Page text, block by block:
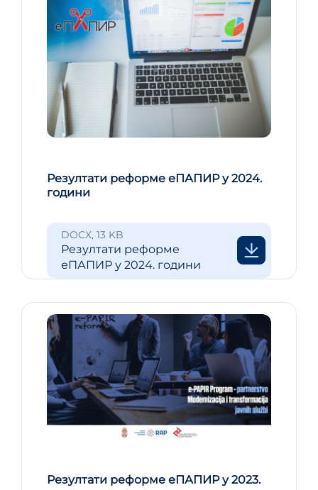
Резултати реформе еПАПИР у 2024.
години
DOCX, 13 KB
Резултати реформе
еПАПИР у 2024. години
Резултати реформе еПАПИР у 2023.